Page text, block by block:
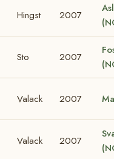
Hingst 2007
Sto 2007
Valack 2007
Valack 2007